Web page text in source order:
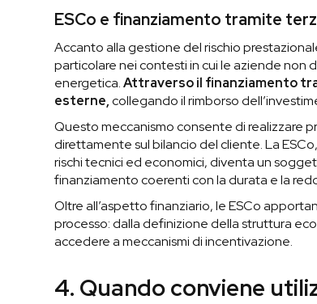
ESCo e finanziamento tramite
Accanto alla gestione del rischio
particolare nei contesti in cui le aziende
energetica.Attraverso il finanziamento
esterne,collegando il rimborso
Questo meccanismo consente di realizzare
direttamente sul bilancio del cliente. La
rischi tecnici ed economici, diventa un
finanziamento coerenti con la durata e la
Oltre all’aspetto finanziario, le ESCo
processo: dalla definizione della struttura
accedere a meccanismi di incentivazione.
4. Quando conviene